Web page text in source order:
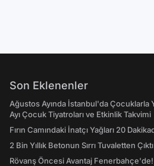
Son Eklenenler
Ağustos Ayında İstanbul'da Çocuklarla
Ayı Çocuk Tiyatroları ve Etkinlik Takvimi
Fırın Camındaki İnatçı Yağları 20
2 Bin Yıllık Betonun Sırrı Tuvaletten Çıktı
Rövanş Öncesi Avantaj